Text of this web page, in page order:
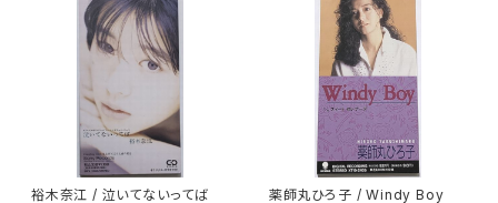
裕木奈江 / 泣いてないってば 薬師丸ひろ子 / Windy Boy